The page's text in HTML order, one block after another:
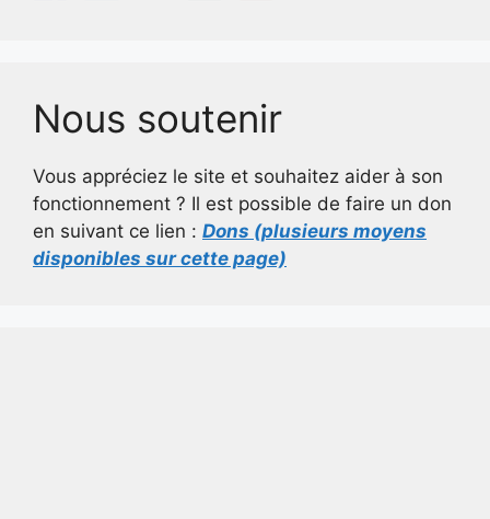
Nous soutenir
Vous appréciez le site et souhaitez aider à son
fonctionnement ? Il est possible de faire un don
en suivant ce lien : Dons (plusieurs moyens
disponibles sur cette page)